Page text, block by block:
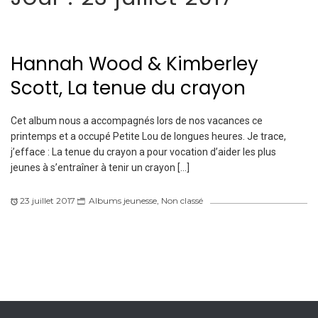
Hannah Wood & Kimberley
Scott, La tenue du crayon
Cet album nous a accompagnés lors de nos vacances ce
printemps et a occupé Petite Lou de longues heures. Je trace,
j’efface : La tenue du crayon a pour vocation d’aider les plus
jeunes à s’entraîner à tenir un crayon […]
23 juillet 2017 Albums jeunesse Non classé